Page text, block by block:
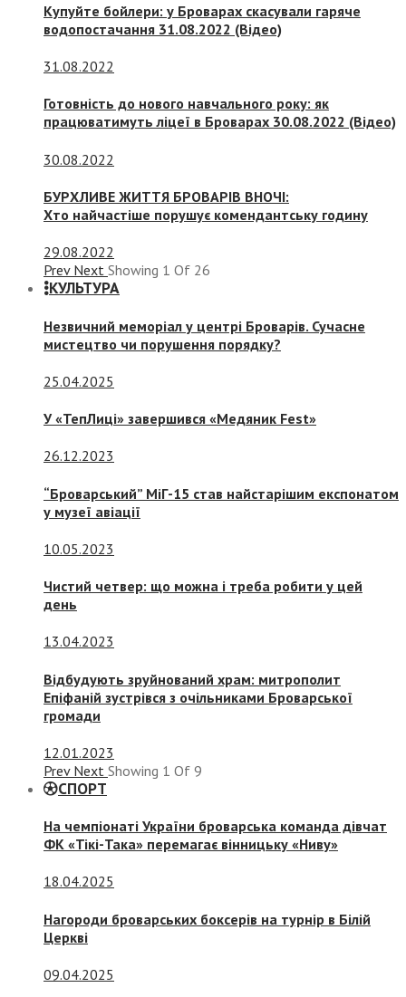
Купуйте бойлери: у Броварах скасували гаряче
водопостачання 31.08.2022 (Відео)
31.08.2022
Готовність до нового навчального року: як
працюватимуть ліцеї в Броварах 30.08.2022 (Відео)
30.08.2022
БУРХЛИВЕ ЖИТТЯ БРОВАРІВ ВНОЧІ:
Хто найчастіше порушує комендантську годину
29.08.2022
Prev Next Showing 1 Of 26
КУЛЬТУРА
Незвичний меморіал у центрі Броварів. Сучасне
мистецтво чи порушення порядку?
25.04.2025
У «ТепЛиці» завершився «Медяник Fest»
26.12.2023
“Броварський” МіГ-15 став найстарішим експонатом
у музеї авіації
10.05.2023
Чистий четвер: що можна і треба робити у цей
день
13.04.2023
Відбудують зруйнований храм: митрополит
Епіфаній зустрівся з очільниками Броварської
громади
12.01.2023
Prev Next Showing 1 Of 9
СПОРТ
На чемпіонаті України броварська команда дівчат
ФК «Тікі-Така» перемагає вінницьку «Ниву»
18.04.2025
Нагороди броварських боксерів на турнір в Білій
Церкві
09.04.2025